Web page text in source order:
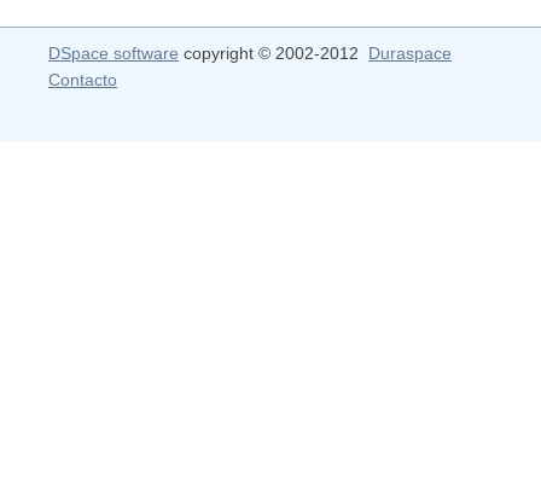
DSpace software copyright © 2002-2012 Duraspace
Contacto